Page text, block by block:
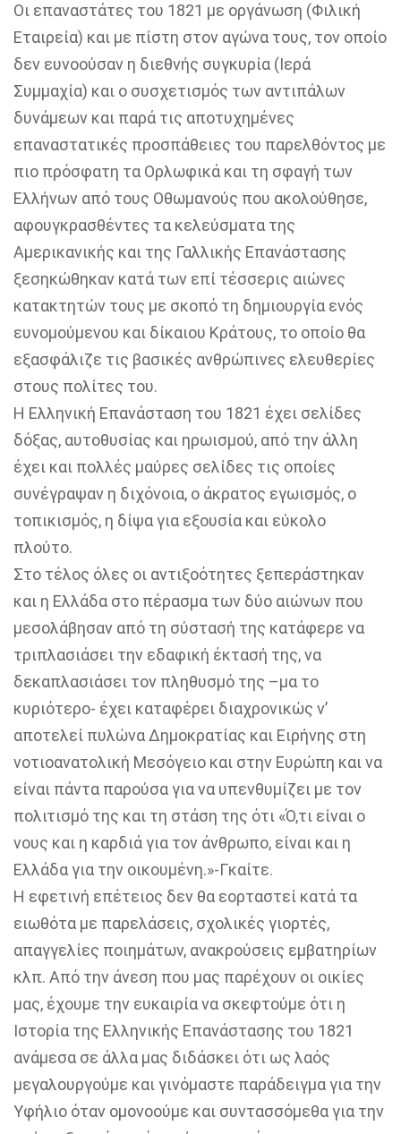
Οι επαναστάτες του 1821 με οργάνωση (Φιλική
Εταιρεία) και με πίστη στον αγώνα τους, τον οποίο
δεν ευνοούσαν η διεθνής συγκυρία (Ιερά
Συμμαχία) και ο συσχετισμός των αντιπάλων
δυνάμεων και παρά τις αποτυχημένες
επαναστατικές προσπάθειες του παρελθόντος με
πιο πρόσφατη τα Ορλωφικά και τη σφαγή των
Ελλήνων από τους Οθωμανούς που ακολούθησε,
αφουγκρασθέντες τα κελεύσματα της
Αμερικανικής και της Γαλλικής Επανάστασης
ξεσηκώθηκαν κατά των επί τέσσερις αιώνες
κατακτητών τους με σκοπό τη δημιουργία ενός
ευνομούμενου και δίκαιου Κράτους, το οποίο θα
εξασφάλιζε τις βασικές ανθρώπινες ελευθερίες
στους πολίτες του.
Η Ελληνική Επανάσταση του 1821 έχει σελίδες
δόξας, αυτοθυσίας και ηρωισμού, από την άλλη
έχει και πολλές μαύρες σελίδες τις οποίες
συνέγραψαν η διχόνοια, ο άκρατος εγωισμός, ο
τοπικισμός, η δίψα για εξουσία και εύκολο
πλούτο.
Στο τέλος όλες οι αντιξοότητες ξεπεράστηκαν
και η Ελλάδα στο πέρασμα των δύο αιώνων που
μεσολάβησαν από τη σύστασή της κατάφερε να
τριπλασιάσει την εδαφική έκτασή της, να
δεκαπλασιάσει τον πληθυσμό της –μα το
κυριότερο- έχει καταφέρει διαχρονικώς ν’
αποτελεί πυλώνα Δημοκρατίας και Ειρήνης στη
νοτιοανατολική Μεσόγειο και στην Ευρώπη και να
είναι πάντα παρούσα για να υπενθυμίζει με τον
πολιτισμό της και τη στάση της ότι «Ό,τι είναι ο
νους και η καρδιά για τον άνθρωπο, είναι και η
Ελλάδα για την οικουμένη.»-Γκαίτε.
Η εφετινή επέτειος δεν θα εορταστεί κατά τα
ειωθότα με παρελάσεις, σχολικές γιορτές,
απαγγελίες ποιημάτων, ανακρούσεις εμβατηρίων
κλπ. Από την άνεση που μας παρέχουν οι οικίες
μας, έχουμε την ευκαιρία να σκεφτούμε ότι η
Ιστορία της Ελληνικής Επανάστασης του 1821
ανάμεσα σε άλλα μας διδάσκει ότι ως λαός
μεγαλουργούμε και γινόμαστε παράδειγμα για την
Υφήλιο όταν ομονοούμε και συντασσόμεθα για την